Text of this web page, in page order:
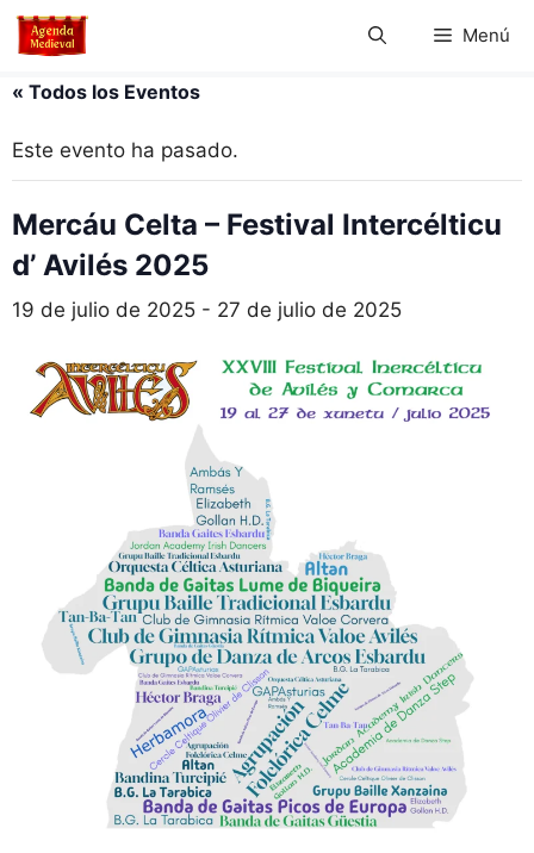
Saltar
Menú
« Todos los Eventos
Este evento ha pasado.
Mercáu Celta – Festival Intercélticu
d’ Avilés 2025
19 de julio de 2025 - 27 de julio de 2025